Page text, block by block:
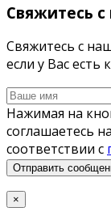
Свяжитесь
Свяжитесь с
если у Вас есть
Нажимая на
соглашаетесь
соответствии с
Отправить
×